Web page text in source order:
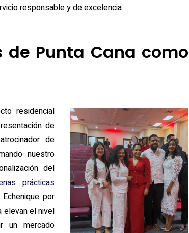
responsable y de excelencia.
de Punta Cana como
residencial
de
de
nuestro
del
prácticas
por
elevan el nivel
un mercado